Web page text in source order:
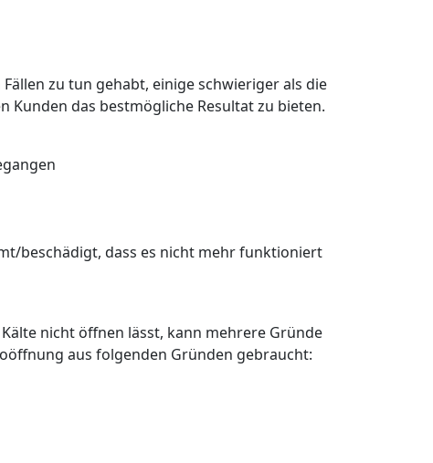
zu tun gehabt, einige schwieriger als die
Kunden das bestmögliche Resultat zu bieten.
beschädigt, dass es nicht mehr funktioniert
nicht öffnen lässt, kann mehrere Gründe
aus folgenden Gründen gebraucht: